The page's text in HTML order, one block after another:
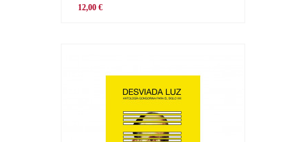
12,00 €